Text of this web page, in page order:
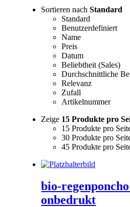
Sortieren nachStandard
Standard
Benutzerdefiniert
Name
Preis
Datum
Beliebtheit (Sales)
Durchschnittliche
Relevanz
Zufall
Artikelnummer
Zeige 15 Produkte pro
15 Produkte pro
30 Produkte pro
45 Produkte pro
bio-
onbedrukt